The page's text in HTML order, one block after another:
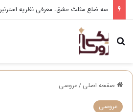
ساخت کارت دعوت دیجیتال عروسی
جستجو برای
صفحه اصلی/عروسی
عروسی